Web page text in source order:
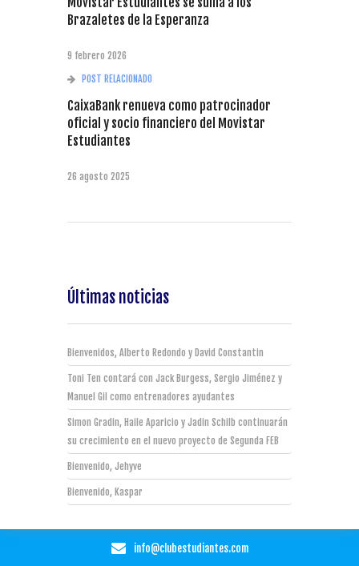
Brazaletes de la Esperanza
9 febrero 2026
POST RELACIONADO
CaixaBank renueva como patrocinador
oficial y socio financiero del Movistar
Estudiantes
26 agosto 2025
Últimas noticias
Bienvenidos, Alberto Redondo y David Constantin
Toni Ten contará con Jack Burgess, Sergio Jiménez y
Manuel Gil como entrenadores ayudantes
Simon Gradin, Haile Aparicio y Jadin Schilb continuarán
su crecimiento en el nuevo proyecto de Segunda FEB
Bienvenido, Jehyve
Bienvenido, Kaspar
info@clubestudiantes.com